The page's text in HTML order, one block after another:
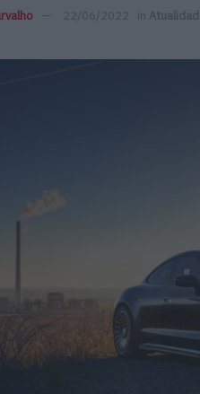
22/06/2022 in